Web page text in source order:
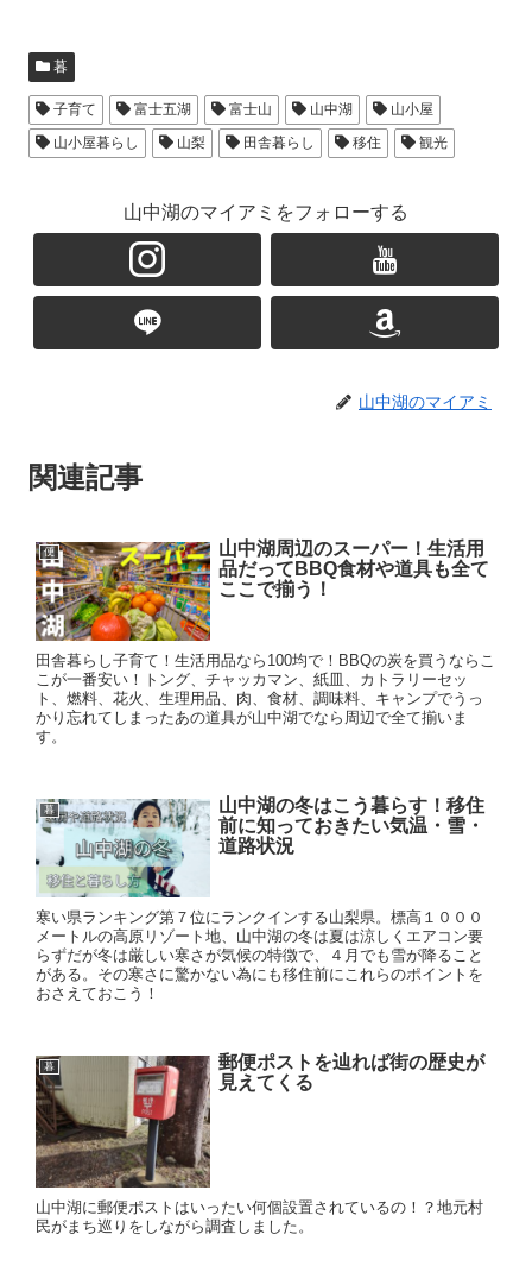
暮
子育て 富士五湖 富士山 山中湖
山小屋
山小屋暮らし
山梨 田舎暮らし 移住 観光
山中湖のマイアミをフォローする
山中湖のマイアミ
関連記事
便
山中湖周辺のスーパー！生活用
品だってBBQ食材や道具も全て
ここで揃う！
田舎暮らし子育て！生活用品なら100均で！BBQの炭を買うならこ
こが一番安い！トング、チャッカマン、紙皿、カトラリーセッ
ト、燃料、花火、生理用品、肉、食材、調味料、キャンプでうっ
かり忘れてしまったあの道具が山中湖でなら周辺で全て揃いま
す。
暮
山中湖の冬はこう暮らす！移住
前に知っておきたい気温・雪・
道路状況
寒い県ランキング第７位にランクインする山梨県。標高１０００
メートルの高原リゾート地、山中湖の冬は夏は涼しくエアコン要
らずだが冬は厳しい寒さが気候の特徴で、４月でも雪が降ること
がある。その寒さに驚かない為にも移住前にこれらのポイントを
おさえておこう！
暮
郵便ポストを辿れば街の歴史が
見えてくる
山中湖に郵便ポストはいったい何個設置されているの！？地元村
民がまち巡りをしながら調査しました。